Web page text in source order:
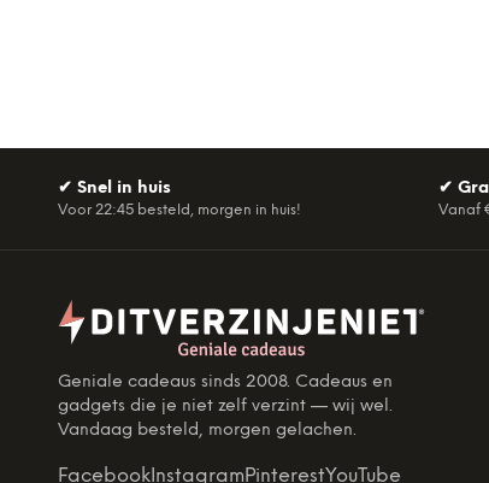
✔ Snel in huis
Voor 22:45 besteld, morgen in huis!
✔
Vanaf
Geniale cadeaus sinds 2008. Cadeaus en
gadgets die je niet zelf verzint — wij wel.
Vandaag besteld, morgen gelachen.
Facebook InstagramPinterestYouTube